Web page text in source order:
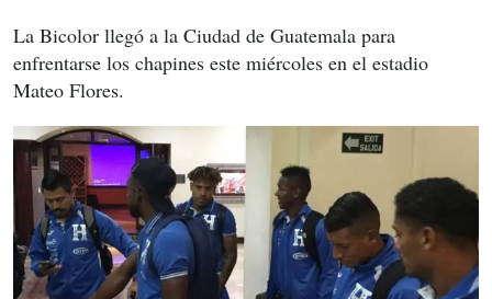
La Bicolor llegó a la Ciudad de Guatemala para
enfrentarse los chapines este miércoles en el estadio
Mateo Flores.